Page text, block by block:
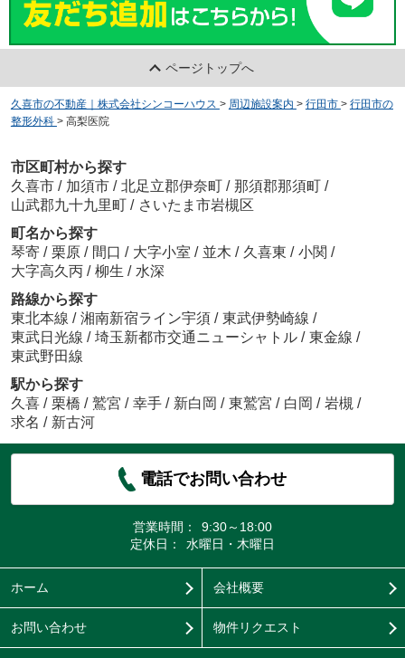
ページトップへ
久喜市の不動産｜株式会社シンコーハウス > 周辺施設案内 > 行田市 > 行田市の
整形外科 > 高梨医院
市区町村から探す
久喜市 / 加須市 / 北足立郡伊奈町 / 那須郡那須町 /
山武郡九十九里町 / さいたま市岩槻区
町名から探す
琴寄 / 栗原 / 間口 / 大字小室 / 並木 / 久喜東 / 小関 /
大字高久丙 / 柳生 / 水深
路線から探す
東北本線 / 湘南新宿ライン宇須 / 東武伊勢崎線 /
東武日光線 / 埼玉新都市交通ニューシャトル / 東金線 /
東武野田線
駅から探す
久喜 / 栗橋 / 鷲宮 / 幸手 / 新白岡 / 東鷲宮 / 白岡 / 岩槻 /
求名 / 新古河
電話でお問い合わせ
営業時間：
9:30～18:00
定休日：
水曜日・木曜日
ホーム 会社概要
お問い合わせ 物件リクエスト